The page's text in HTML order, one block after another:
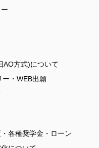
AO方式)について
ー・WEB出願
各種奨学金・ローン